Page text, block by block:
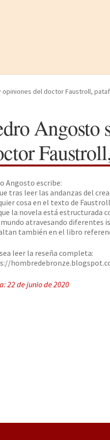
del doctor Faustroll,
Angosto
Angosto escribe:
tras leer las andanzas del
cosa en el texto de
la novela está estructurada
atravesando diferentes
también en el libro
leer la reseña completa:
22 de junio de 2020